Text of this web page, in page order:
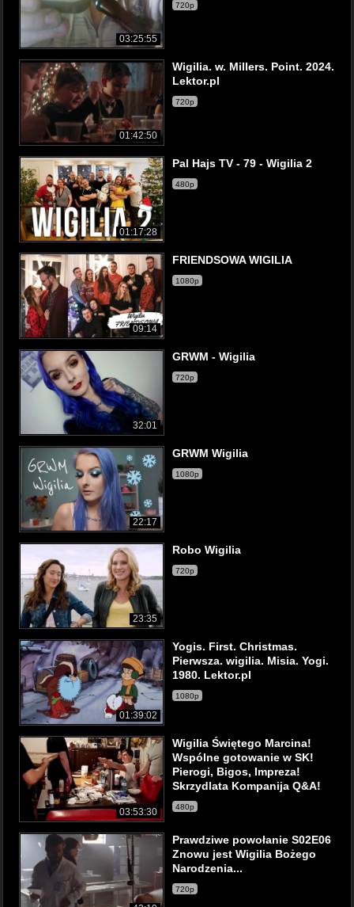
03:25:55
720p
01:42:50
Wigilia. w. Millers. Point. 2024.
Lektor.pl
720p
01:17:28
Pal Hajs TV - 79 - Wigilia 2
480p
09:14
FRIENDSOWA WIGILIA
1080p
32:01
GRWM - Wigilia
720p
22:17
GRWM Wigilia
1080p
23:35
Robo Wigilia
720p
01:39:02
Yogis. First. Christmas.
Pierwsza. wigilia. Misia. Yogi.
1980. Lektor.pl
1080p
03:53:30
Wigilia Świętego Marcina!
Wspólne gotowanie w SK!
Pierogi, Bigos, Impreza!
Skrzydlata Kompanija Q&A!
480p
Prawdziwe powołanie S02E06
Znowu jest Wigilia Bożego
Narodzenia...
720p